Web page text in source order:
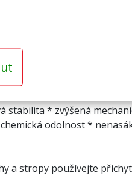
v chemických provozech
stabilita * zvýšená
odolnost *
a stropy používejte